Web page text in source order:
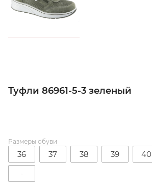
Туфли 86961-5-3 зеленый
Размеры обуви
36 37 38 39 40
-